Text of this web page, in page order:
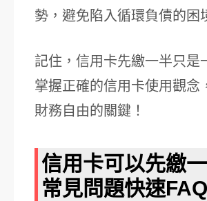
勢，避免陷入循環負債的困
記住，信用卡先繳一半只是
掌握正確的信用卡使用觀念
財務自由的關鍵！
信用卡可以先繳
常見問題快速FAQ